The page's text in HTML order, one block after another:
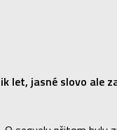
let, jasné slovo ale